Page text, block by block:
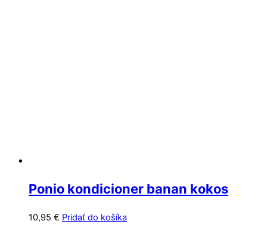
Ponio kondicioner banan kokos
10,95 € Pridať do košíka